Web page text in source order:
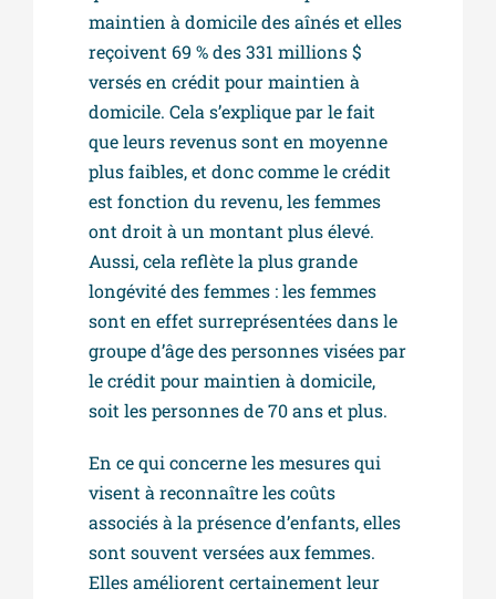
maintien à domicile des aînés et elles
reçoivent 69 % des 331 millions $
versés en crédit pour maintien à
domicile. Cela s’explique par le fait
que leurs revenus sont en moyenne
plus faibles, et donc comme le crédit
est fonction du revenu, les femmes
ont droit à un montant plus élevé.
Aussi, cela reflète la plus grande
longévité des femmes : les femmes
sont en effet surreprésentées dans le
groupe d’âge des personnes visées par
le crédit pour maintien à domicile,
soit les personnes de 70 ans et plus.
En ce qui concerne les mesures qui
visent à reconnaître les coûts
associés à la présence d’enfants, elles
sont souvent versées aux femmes.
Elles améliorent certainement leur